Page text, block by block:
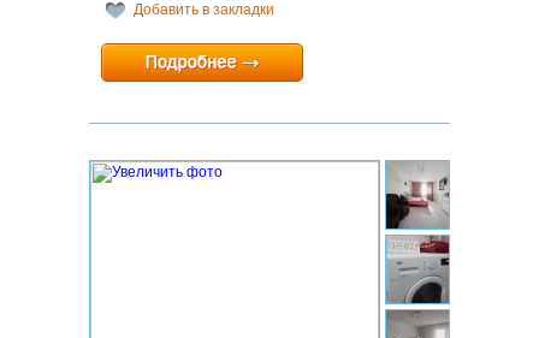
Добавить в закладки
Минимальный срок:1 суток
Расчетный час:12:00